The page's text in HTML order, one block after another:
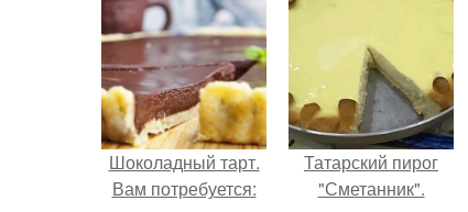
Шоколадный тарт.
Вам потребуется:
Татарский пирог
"Сметанник".